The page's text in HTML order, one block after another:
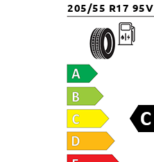
205/55 R17 95V